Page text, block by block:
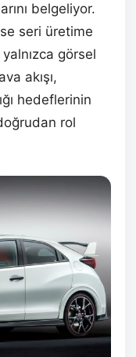
belgeliyor.
seri üretime
görsel
akışı,
hedeflerinin
rol